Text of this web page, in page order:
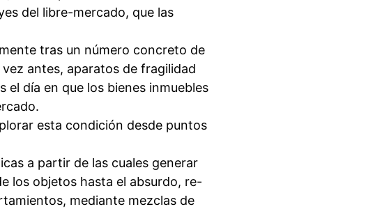
del libre-mercado, que las
tras un número concreto de
antes, aparatos de fragilidad
el día en que los bienes inmuebles
esta condición desde puntos
a partir de las cuales generar
los objetos hasta el absurdo, re-
mediante mezclas de